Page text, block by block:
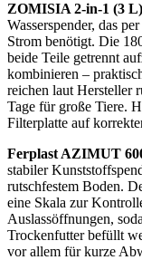
ZOMISIA 2-in-1 (3
Wasserspender, das
Strom benötigt. Die
beide Teile getrennt
kombinieren –
reichen laut Hersteller
Tage für große Tiere.
Filterplatte auf
Ferplast AZIMUT
stabiler
rutschfestem Boden.
eine Skala zur
Auslassöffnungen,
Trockenfutter befüllt
vor allem für kurze